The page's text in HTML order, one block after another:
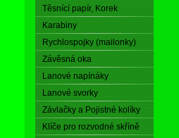
Těsnící papír, Korek
Karabiny
Rychlospojky (mailonky)
Závěsná oka
Lanové napínáky
Lanové svorky
Závlačky a Pojistné kolíky
Klíče pro rozvodné skříně